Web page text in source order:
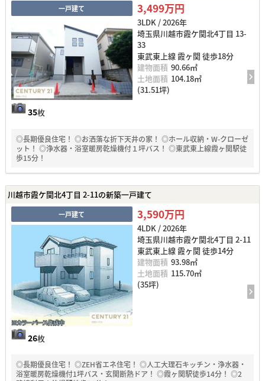
一戸建て
35枚
3,499万円
3LDK / 2026年
埼玉県川越市霞ケ関北4丁目 13-
33
東武東上線 霞ヶ関 徒歩18分
建物面積 90.66㎡
土地面積 104.18㎡
(31.51坪)
◎長期優良住宅！ ◎お洒落な折下天井の家！ ◎ホール収納・W-クローゼ
ット！ ◎浄水器・浴室暖房乾燥機付１坪バス！ ◎東武東上線霞ヶ関駅徒
歩15分！
川越市霞ケ関北4丁目 2-11の新築一戸建て
一戸建て
26枚
3,590万円
4LDK / 2026年
埼玉県川越市霞ケ関北4丁目 2-11
東武東上線 霞ヶ関 徒歩14分
建物面積 93.98㎡
土地面積 115.70㎡
(35坪)
◎長期優良住宅！ ◎ZEH省エネ住宅！ ◎人工大理石キッチン・浄水器・
浴室暖房乾燥機付1坪バス・玄関断熱ドア！ ◎霞ヶ関駅徒歩14分！ ◎2